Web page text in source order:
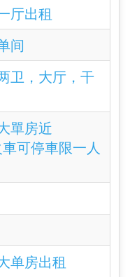
厅出租
间
卫，大厅，干
單房近
可停車限一人
单房出租